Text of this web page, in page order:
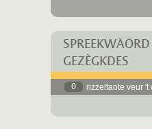
GEZÈGKDES
0 rizzeltaote veur 't